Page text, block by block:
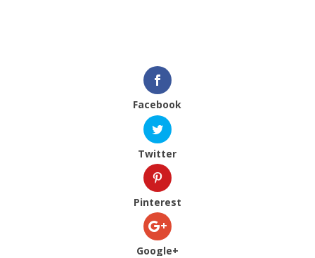
Facebook
Twitter
Pinterest
Google+